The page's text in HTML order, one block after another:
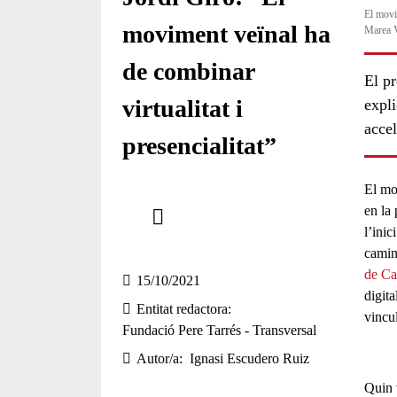
moviment veïnal ha
de combinar
virtualitat i
presencialitat”
15/10/2021
Entitat redactora
Fundació Pere Tarrés - Transversal
Autor/a
Ignasi Escudero Ruiz
El
Marea
El
El
en la
de
Quin